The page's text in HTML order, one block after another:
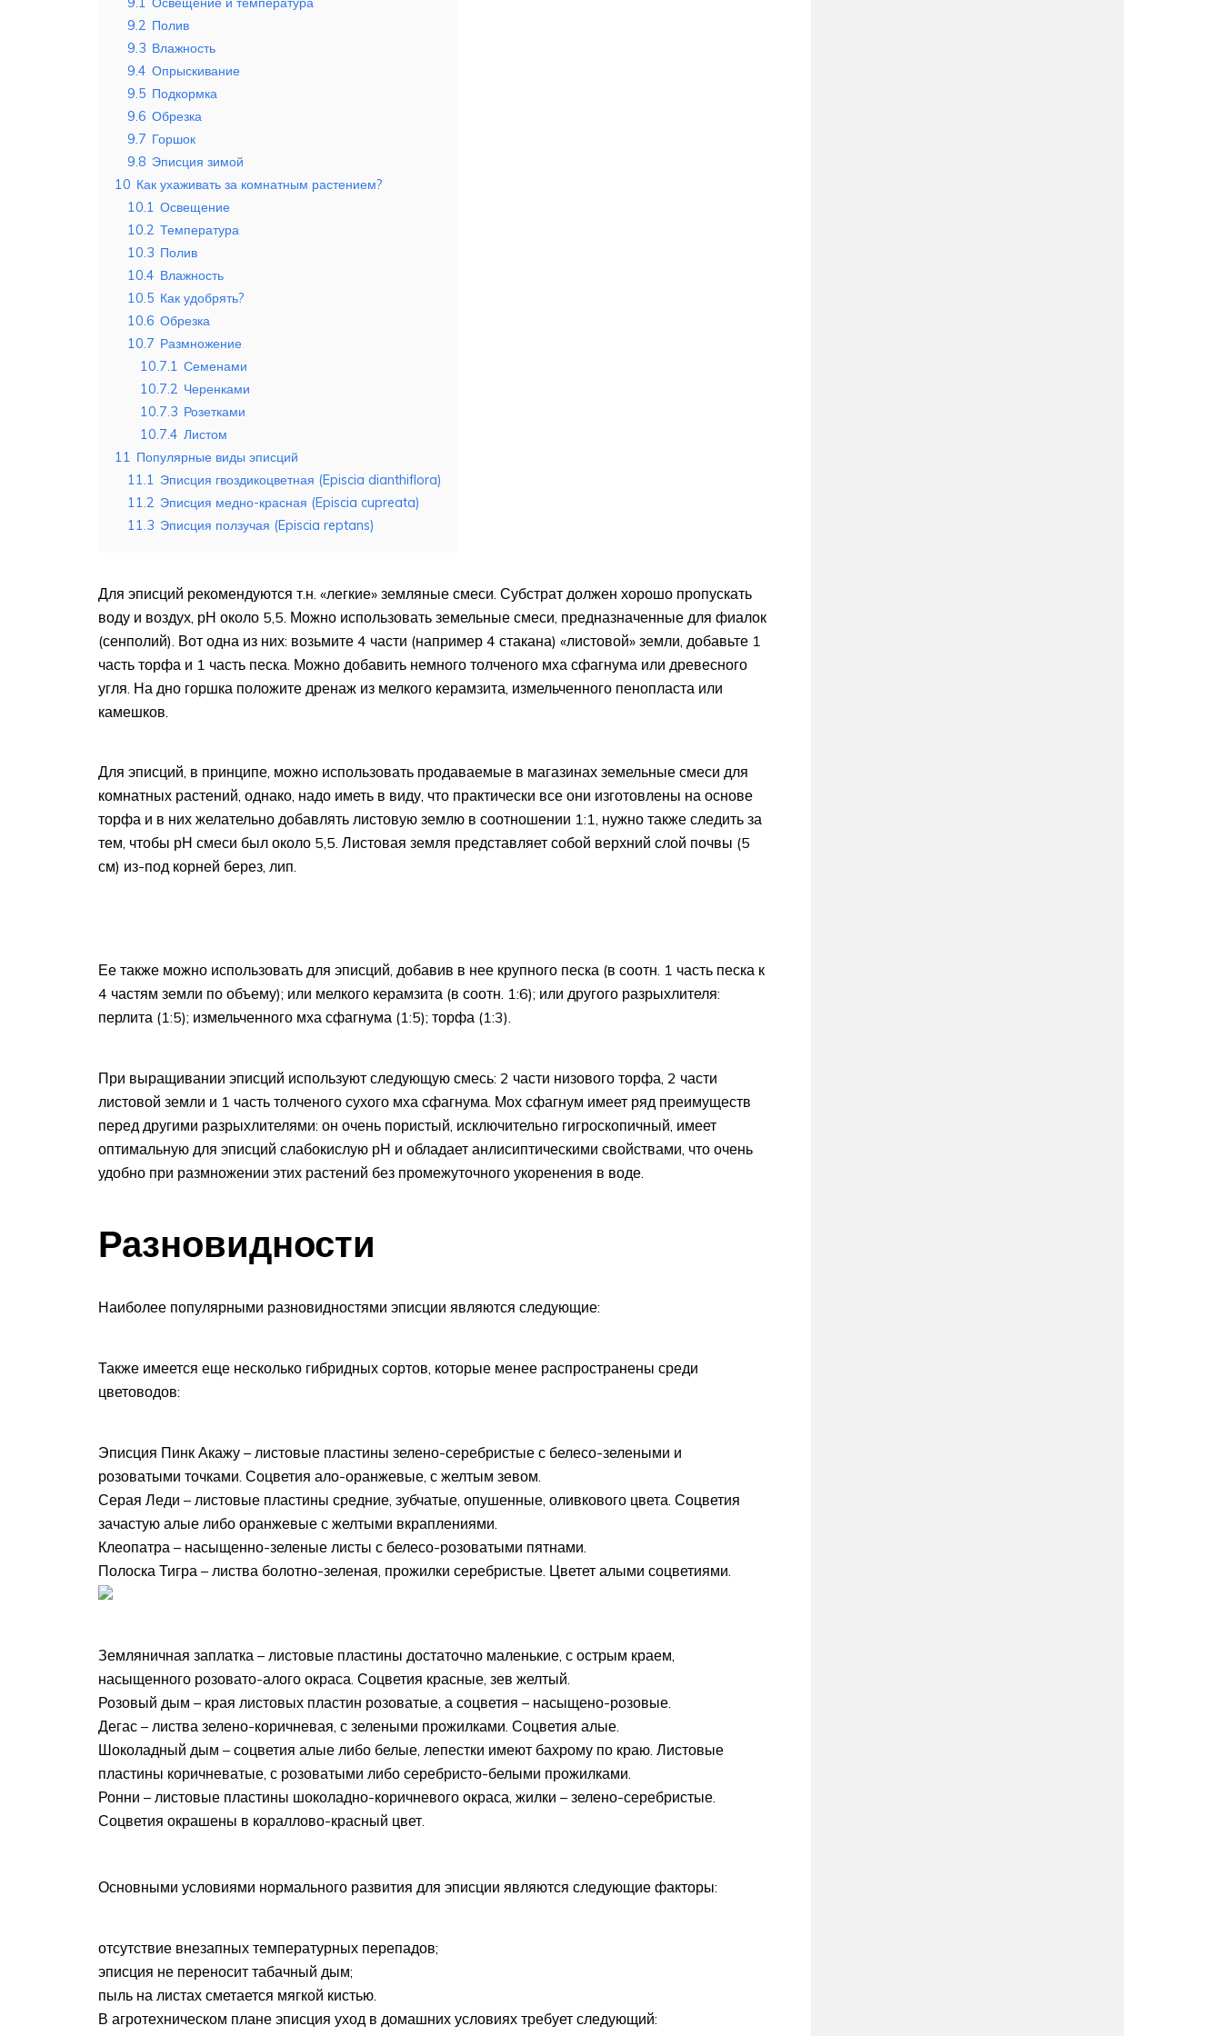
9.2 Полив
9.3 Влажность
9.4 Опрыскивание
9.5 Подкормка
9.6 Обрезка
9.7 Горшок
9.8 Эписция зимой
10 Как ухаживать за комнатным растением?
10.1 Освещение
10.2 Температура
10.3 Полив
10.4 Влажность
10.5 Как удобрять?
10.6 Обрезка
10.7 Размножение
10.7.1 Семенами
10.7.2 Черенками
10.7.3 Розетками
10.7.4 Листом
11
Популярные виды эписций
11.1
Эписция гвоздикоцветная (Episcia dianthiflora)
11.2 Эписция медно-красная (Episcia cupreata)
11.3 Эписция ползучая (Episcia reptans)
Для эписций рекомендуются т.н. «легкие» земляные смеси. Субстрат должен хорошо пропускать
воду и воздух, рН около 5,5. Можно использовать земельные смеси, предназначенные для фиалок
(сенполий). Вот одна из них: возьмите 4 части (например 4 стакана) «листовой» земли, добавьте 1
часть торфа и 1 часть песка. Можно добавить немного толченого мха сфагнума или древесного
угля. На дно горшка положите дренаж из мелкого керамзита, измельченного пенопласта или
камешков.
Для эписций, в принципе, можно использовать продаваемые в магазинах земельные смеси для
комнатных растений, однако, надо иметь в виду, что практически все они изготовлены на основе
торфа и в них желательно добавлять листовую землю в соотношении 1:1, нужно также следить за
тем, чтобы рН смеси был около 5,5. Листовая земля представляет собой верхний слой почвы (5
см) из-под корней берез, лип.
Ее также можно использовать для эписций, добавив в нее крупного песка (в соотн. 1 часть песка к
4 частям земли по объему); или мелкого керамзита (в соотн. 1:6); или другого разрыхлителя:
перлита (1:5); измельченного мха сфагнума (1:5); торфа (1:3).
При выращивании эписций используют следующую смесь: 2 части низового торфа, 2 части
листовой земли и 1 часть толченого сухого мха сфагнума. Мох сфагнум имеет ряд преимуществ
перед другими разрыхлителями: он очень пористый, исключительно гигроскопичный, имеет
оптимальную для эписций слабокислую рН и обладает анлисиптическими свойствами, что очень
удобно при размножении этих растений без промежуточного укоренения в воде.
Разновидности
Наиболее популярными разновидностями эписции являются следующие:
Также имеется еще несколько гибридных сортов, которые менее распространены среди
цветоводов:
Эписция Пинк Акажу – листовые пластины зелено-серебристые с белесо-зелеными и
розоватыми точками. Соцветия ало-оранжевые, с желтым зевом.
Серая Леди – листовые пластины средние, зубчатые, опушенные, оливкового цвета. Соцветия
зачастую алые либо оранжевые с желтыми вкраплениями.
Клеопатра – насыщенно-зеленые листы с белесо-розоватыми пятнами.
Полоска Тигра – листва болотно-зеленая, прожилки серебристые. Цветет алыми соцветиями.
Земляничная заплатка – листовые пластины достаточно маленькие, с острым краем,
насыщенного розовато-алого окраса. Соцветия красные, зев желтый.
Розовый дым – края листовых пластин розоватые, а соцветия – насыщено-розовые.
Дегас – листва зелено-коричневая, с зелеными прожилками. Соцветия алые.
Шоколадный дым – соцветия алые либо белые, лепестки имеют бахрому по краю. Листовые
пластины коричневатые, с розоватыми либо серебристо-белыми прожилками.
Ронни – листовые пластины шоколадно-коричневого окраса, жилки – зелено-серебристые.
Соцветия окрашены в кораллово-красный цвет.
Основными условиями нормального развития для эписции являются следующие факторы:
отсутствие внезапных температурных перепадов;
эписция не переносит табачный дым;
пыль на листах сметается мягкой кистью.
В агротехническом плане эписция уход в домашних условиях требует следующий: